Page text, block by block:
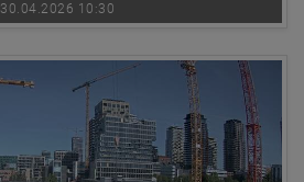
30.04.2026 10:30